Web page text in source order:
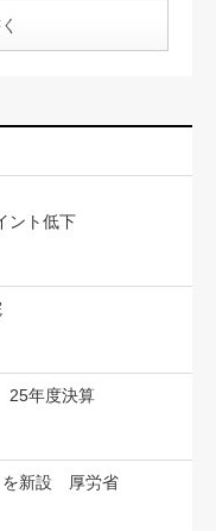
ント低下
25年度決算
を新設 厚労省